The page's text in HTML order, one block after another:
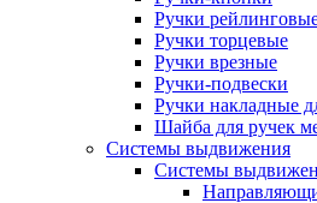
Ручки
Ручки торцевые
Ручки врезные
Ручки-подвески
Ручки накладные
Шайба для ручек
Системы выдвижения
Системы